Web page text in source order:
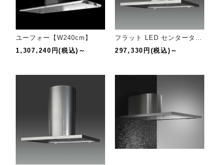
ユーフォー【W240cm】
1,307,240円(税込)～
フラット LED センタータイプ【幅90cm】
297,330円(税込)～